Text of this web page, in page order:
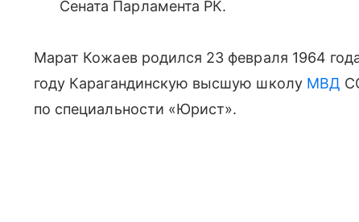
Сената Парламента РК.
Марат Кожаев родился 23 февраля 1964
году Карагандинскую высшую школу МВД
по специальности «Юрист».